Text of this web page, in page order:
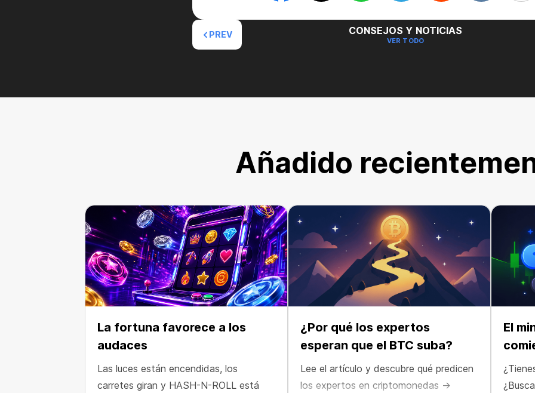
PREV CONSEJOS Y NOTICIAS
VER TODO
Añadido
La fortuna favorece a los
audaces
Las luces están encendidas, los
carretes giran y HASH-N-ROLL está
¿Por qué los expertos
esperan que el BTC suba?
Lee el artículo y descubre qué predicen
los expertos en criptomonedas →
El